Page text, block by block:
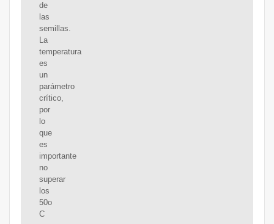
de
las
semillas.
La
temperatura
es
un
parámetro
crítico,
por
lo
que
es
importante
no
superar
los
50o
C